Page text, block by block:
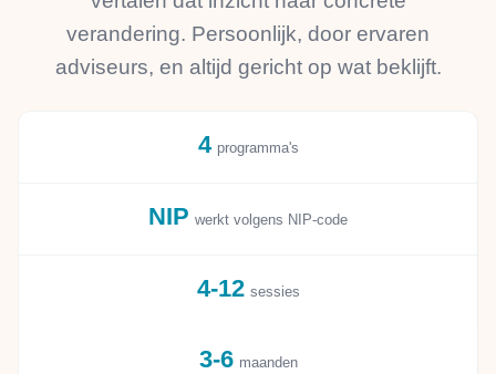
verandering. Persoonlijk, door ervaren
adviseurs, en altijd gericht op wat beklijft.
4 programma's
NIP werkt volgens NIP-code
4-12 sessies
3-6 maanden